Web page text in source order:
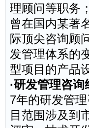
理顾问等职务；
曾在国内某著
际顶尖咨询顾
发管理体系的
型项目的产品
·研发管理咨询
7年的研发管
目范围涉及到